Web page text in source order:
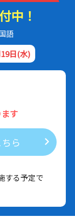
中！
語
日(水)
す
ら
する予定で